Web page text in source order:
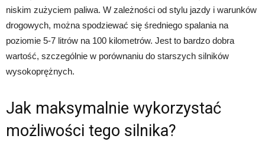
niskim zużyciem paliwa. W zależności od stylu jazdy i warunków
drogowych, można spodziewać się średniego spalania na
poziomie 5-7 litrów na 100 kilometrów. Jest to bardzo dobra
wartość, szczególnie w porównaniu do starszych silników
wysokoprężnych.
Jak maksymalnie wykorzystać
możliwości tego silnika?